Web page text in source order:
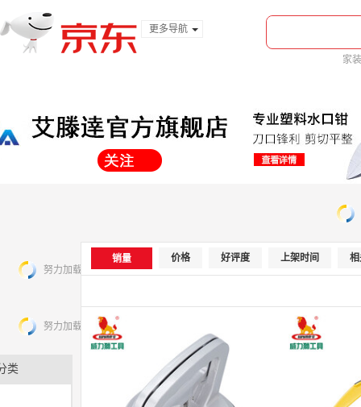
更多导航
家
努力加载中，请稍后...
努力加载中，请稍后...
类
销量 价格 好评度 上架时间